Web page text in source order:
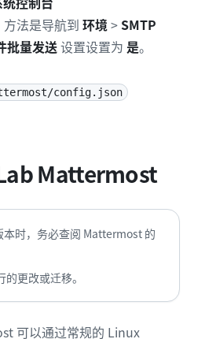
法是导航到 环境> SMTP
批量发送设置设置为 是。
config.json
Mattermost
时，务必查阅 Mattermost 的
更改或迁移。
可以通过常规的 Linux